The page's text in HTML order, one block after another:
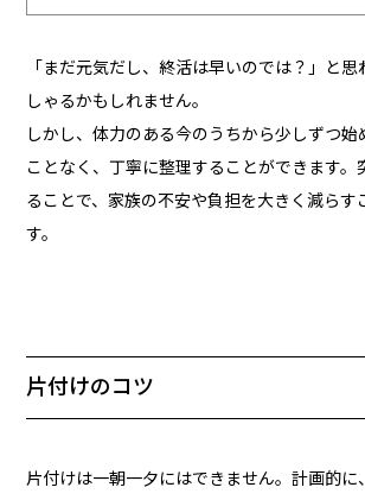
「まだ元気だし、終活は早いのでは？」と思
しゃるかもしれません。
しかし、体力のある今のうちから少しずつ始
ことなく、丁寧に整理することができます。
ることで、家族の不安や負担を大きく減らす
す。
片付けのコツ
片付けは一朝一夕にはできません。計画的に